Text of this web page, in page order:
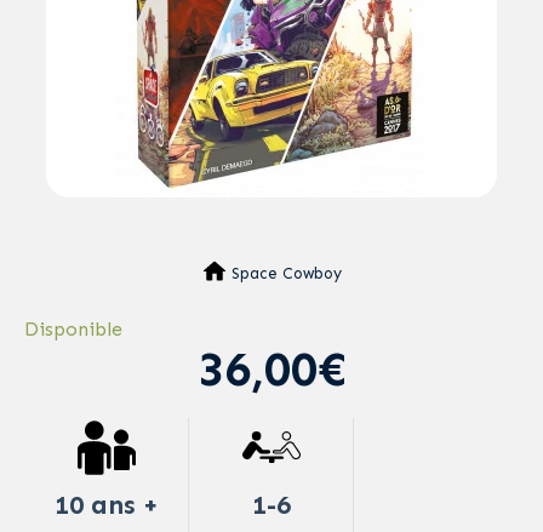
Space Cowboy
Disponible
36,00€
10 ans + 1-6